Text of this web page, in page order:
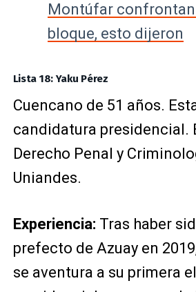
Montúfar
bloque, esto dijeron
Lista 18: Yaku Pérez
Cuencano de 51 años.
candidatura presidencial.
Derecho Penal y
Uniandes.
Experiencia: Tras haber
prefecto de Azuay en
se aventura a su primera